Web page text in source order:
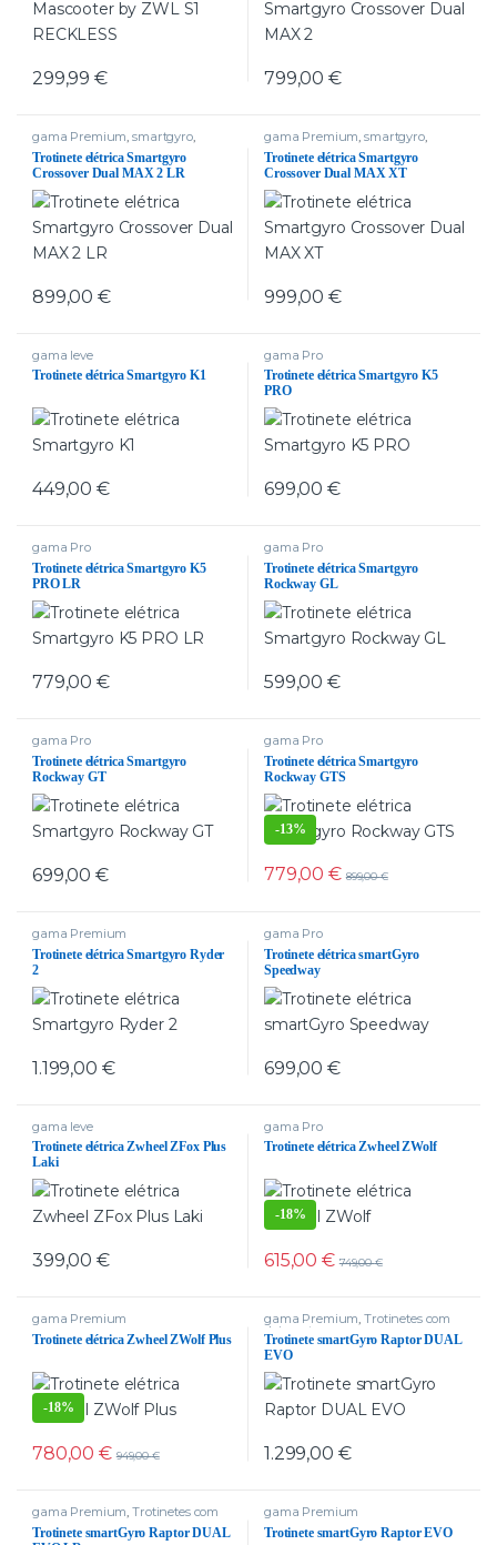
299,99€ 799,00€
gama Premium,smartgyro,
Trotinetes com dois motores,
Trotinetes delivery
Trotinete elétrica Smartgyro
Crossover Dual MAX 2 LR
899,00€
gama Premium,smartgyro,
Trotinetes com dois motores,
Trotinetes delivery
Trotinete elétrica Smartgyro
Crossover Dual MAX XT
999,00€
gama leve
Trotinete elétrica Smartgyro K1
449,00€
gama Pro
Trotinete elétrica Smartgyro K5
PRO
699,00€
gama Pro
Trotinete elétrica Smartgyro K5
PRO LR
779,00€
gama Pro
Trotinete elétrica Smartgyro
Rockway GL
599,00€
gama Pro
Trotinete elétrica Smartgyro
Rockway GT
699,00€
gama Pro
Trotinete elétrica Smartgyro
Rockway GTS
-13%
779,00€ 899,00€
gama Premium
Trotinete elétrica Smartgyro Ryder
2
1.199,00 €
gama Pro
Trotinete elétrica smartGyro
Speedway
699,00€
gama leve
Trotinete elétrica Zwheel ZFox Plus
Laki
399,00€
gama Pro
Trotinete elétrica Zwheel ZWolf
-18%
615,00€ 749,00€
gama Premium
Trotinete elétrica Zwheel ZWolf Plus
-18%
780,00€ 949,00€
gama Premium,Trotinetes com
dois motores
Trotinete smartGyro Raptor DUAL
EVO
1.299,00 €
gama Premium,Trotinetes com
dois motores Trotinetes delivery
Trotinete smartGyro Raptor DUAL
gama Premium
Trotinete smartGyro Raptor EVO